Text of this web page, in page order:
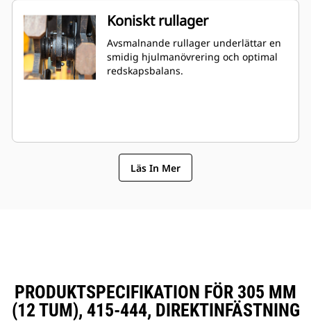
Koniskt rullager
Avsmalnande rullager underlättar en
smidig hjulmanövrering och optimal
redskapsbalans.
Läs In Mer
PRODUKTSPECIFIKATION FÖR 305 MM
(12 TUM), 415-444, DIREKTINFÄSTNING